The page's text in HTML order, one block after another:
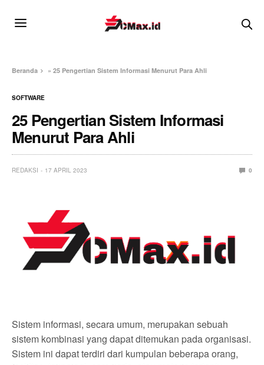
Beranda »25 Pengertian Sistem Informasi Menurut Para Ahli
SOFTWARE
25 Pengertian Sistem Informasi
Menurut Para Ahli
REDAKSI 17 APRIL 2023 0
Sistem informasi, secara umum, merupakan sebuah
sistem kombinasi yang dapat ditemukan pada organisasi.
Sistem ini dapat terdiri dari kumpulan beberapa orang,